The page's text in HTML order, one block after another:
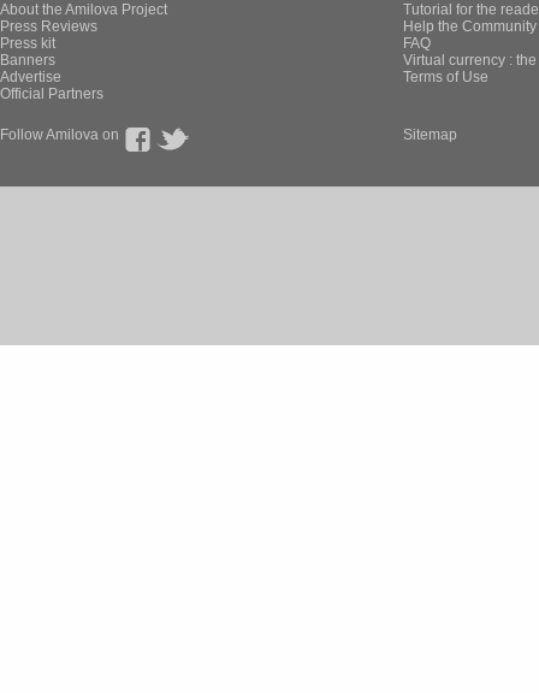
About the Amilova Project
Press Reviews
Press kit
Banners
Advertise
Official Partners
Tutorial for the
Help the
FAQ
Virtual currency :
Terms of Use
Follow Amilova on Sitemap